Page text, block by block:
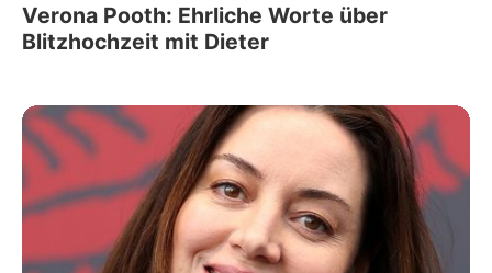
Verona Pooth: Ehrliche Worte über
Blitzhochzeit mit Dieter